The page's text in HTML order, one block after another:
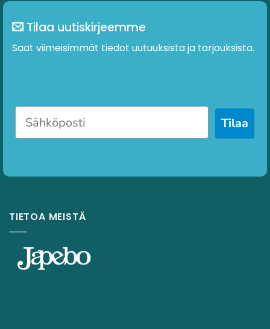
Tilaa uutiskirjeemme
Saat viimeisimmät tiedot uutuuksista ja tarjouksista.
Tilaa
TIETOA MEISTÄ